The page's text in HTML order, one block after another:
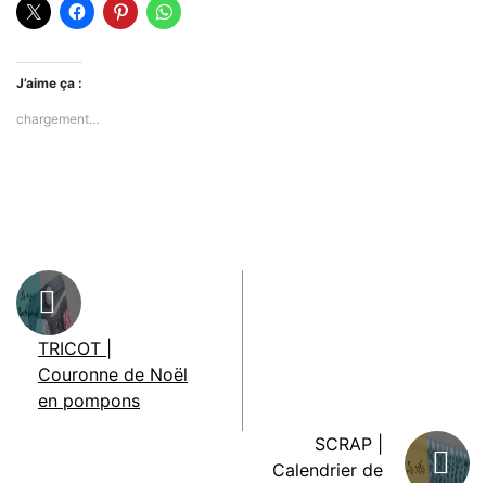
J’aime ça :
chargement…
TRICOT |
Couronne de Noël
en pompons
SCRAP |
Calendrier de